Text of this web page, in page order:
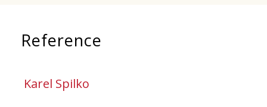
Reference
Karel Spilko